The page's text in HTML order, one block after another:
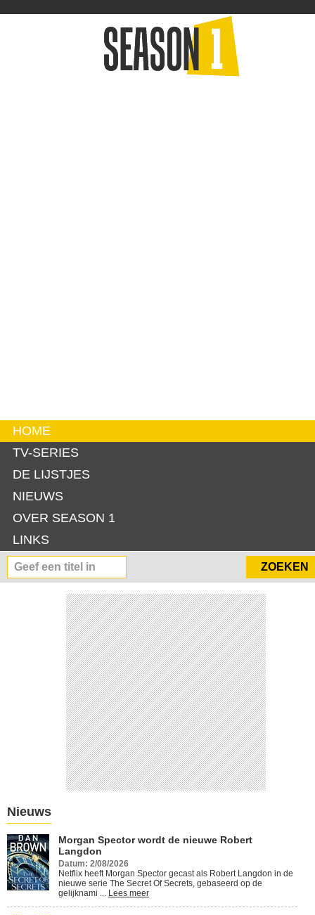
HOME
TV-SERIES
DE LIJSTJES
NIEUWS
OVER SEASON 1
LINKS
Cristiano Ronaldo waagt zich
aan fictiereeks
Lees meer
Nieuws
Morgan Spector wordt de nieuwe Robert
Langdon
Datum: 2/08/2026
Netflix heeft Morgan Spector gecast als Robert Langdon in de
nieuwe serie The Secret Of Secrets, gebaseerd op de
gelijknami ... Lees meer